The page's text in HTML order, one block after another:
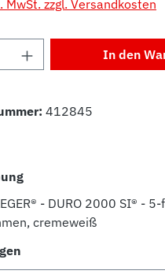
MwSt. zzgl. Versandkosten
Anzahl: Gib den
In den
412845
- DURO 2000 SI® - 5-
cremeweiß